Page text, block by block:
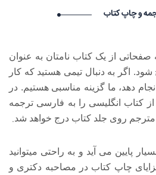
درخواست استخدام شما با موفقیت انجام شد ساعت ۱:۱۲:۱۸ تاریخ
Lychshie karnizi_ywpa Lychshie karnizi_ywpa گرامی :
درخواست استخدام شما با موفقیت انجام شد ساعت ۰:۱:۲۱ تاریخ
Lychshie karnizi_xbKr Lychshie karnizi_xbKr گرامی : درخواست
تاریخ ۱۴۰۵/۵/۱۷
و چاپ کتاب
صفحاتی از یک کتاب نامتان به عنوان
اگر به دنبال تیمی هستید که کار
دهد، ما گزینه مناسبی هستیم. در
کتاب انگلیسی را به فارسی ترجمه
مترجم روی جلد کتاب درج خواهد شد.
پایین می آید و به راحتی می­توانید
چاپ کتاب در مصاحبه دکتری و